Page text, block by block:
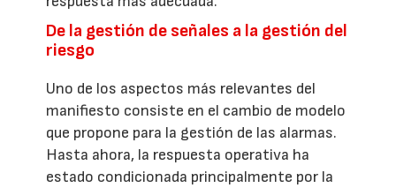
De la gestión de señales a la gestión del
riesgo
Uno de los aspectos más relevantes del
manifiesto consiste en el cambio de modelo
que propone para la gestión de las alarmas.
Hasta ahora, la respuesta operativa ha
estado condicionada principalmente por la